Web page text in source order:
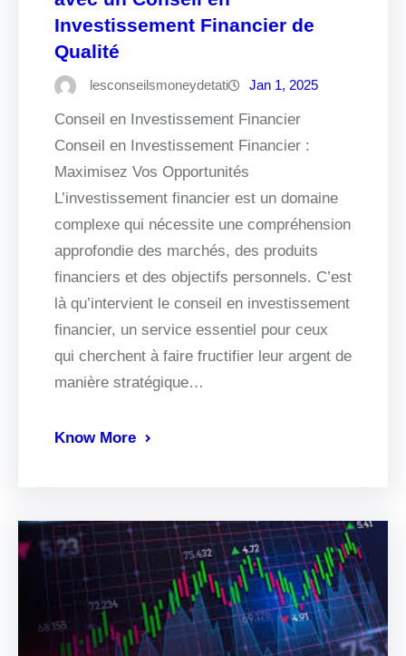
Investissement Financier de
Qualité
lesconseilsmoneydetati Jan 1, 2025
Conseil en Investissement Financier
Conseil en Investissement Financier :
Maximisez Vos Opportunités
L’investissement financier est un domaine
complexe qui nécessite une compréhension
approfondie des marchés, des produits
financiers et des objectifs personnels. C’est
là qu’intervient le conseil en investissement
financier, un service essentiel pour ceux
qui cherchent à faire fructifier leur argent de
manière stratégique…
Know More